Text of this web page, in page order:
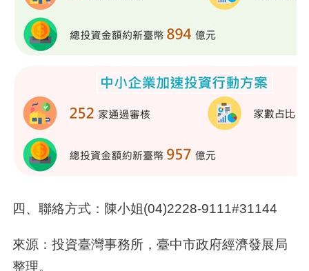
四、聯絡方式：陳小姐(04)2228-9111#31144
來源：投資臺灣事務所，臺中市政府經濟發展局
整理。